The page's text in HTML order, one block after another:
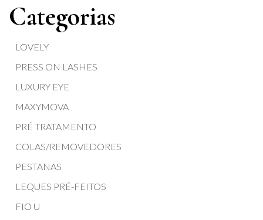
Categorias
LOVELY
PRESS ON LASHES
LUXURY EYE
MAXYMOVA
PRÉ TRATAMENTO
COLAS/REMOVEDORES
PESTANAS
LEQUES PRÉ-FEITOS
FIO U